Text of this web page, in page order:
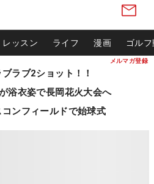
メルマガ登録
レッスン ライフ 漫画 ゴル
ラブ2ショット！！
浴衣姿で長岡花火大会へ
ンフィールドで始球式